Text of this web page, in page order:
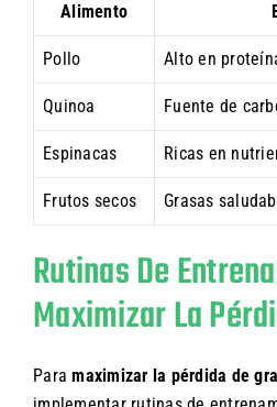
Alimento
Pollo Alto en
Quinoa Fuente de
Espinacas Ricas en
Frutos secos Grasas
Rutinas De
Maximizar La
Paramaximizar la pérdida de